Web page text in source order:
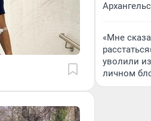
«Мне
уволили
личном